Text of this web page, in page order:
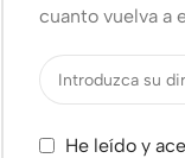
cuanto vuelva a
He leído y